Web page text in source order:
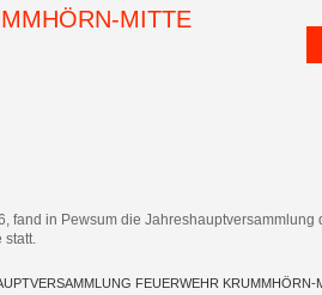
MITTE
fand in Pewsum die Jahreshauptversammlung
statt.
FEUERWEHR KRUMMHÖRN-